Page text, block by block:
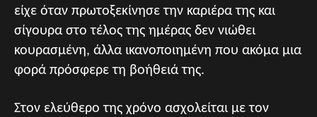
είχε όταν πρωτοξεκίνησε την καριέρα της και
σίγουρα στο τέλος της ημέρας δεν νιώθει
κουρασμένη, άλλα ικανοποιημένη που ακόμα μια
φορά πρόσφερε τη βοήθειά της.
Στον ελεύθερο της χρόνο ασχολείται με τον